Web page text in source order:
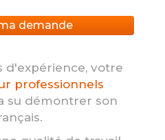
demande
d'expérience, votre
professionnels
su démontrer son